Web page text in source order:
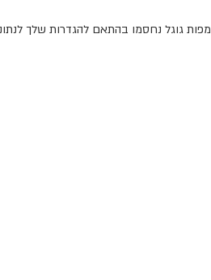
מפות גוגל נחסמו בהתאם להגדרות שלך